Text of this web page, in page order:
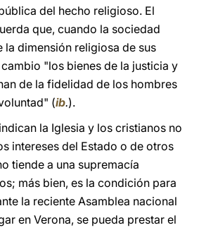
del hecho religioso. El
que, cuando la sociedad
la dimensión religiosa de sus
"los bienes de la justicia y
de la fidelidad de los hombres
(ib.).
la Iglesia y los cristianos no
intereses del Estado o de otros
tiende a una supremacía
más bien, es la condición para
la reciente Asamblea nacional
en Verona, se pueda prestar el